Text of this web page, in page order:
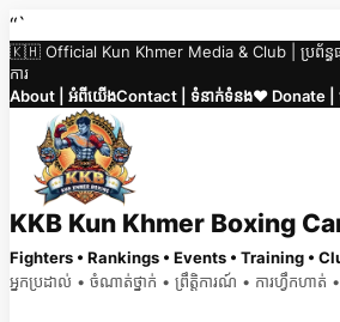
Skip
to
content
“`
🇰🇭 Official Kun Khmer Media & Club | ប្រព័ន្ធផ្សព្
ការ
About | អំពីយើងContact | ទំនាក់ទំនង❤️ Donate | ប
KKB Kun Khmer Boxing
Fighters • Rankings • Events • Training •
អ្នកប្រដាល់ • ចំណាត់ថ្នាក់ • ព្រឹត្តិការណ៍ • ការហ្វឹកហា